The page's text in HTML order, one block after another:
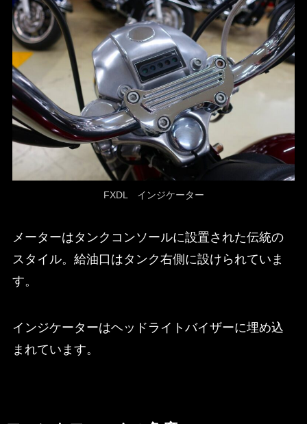
FXDL インジケーター
メーターはタンクコンソールに設置された伝統の
スタイル。給油口はタンク右側に設けられていま
す。
インジケーターはヘッドライトバイザーに埋め込
まれています。